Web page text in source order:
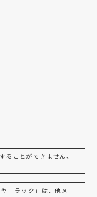
ることができません、
ーラック」は、他メー